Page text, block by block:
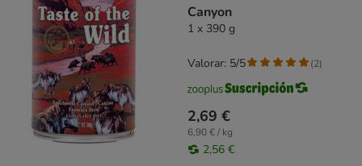
Canyon
1 x 390 g
2,69 €
6,90 € / kg
2,56 €
Valorar: 5/5 (2)